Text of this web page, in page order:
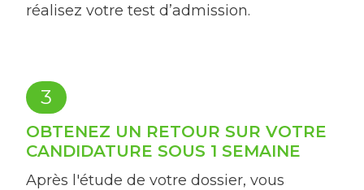
réalisez votre test d’admission.
3
OBTENEZ UN RETOUR SUR VOTRE
CANDIDATURE SOUS 1 SEMAINE
Après l'étude de votre dossier, vous